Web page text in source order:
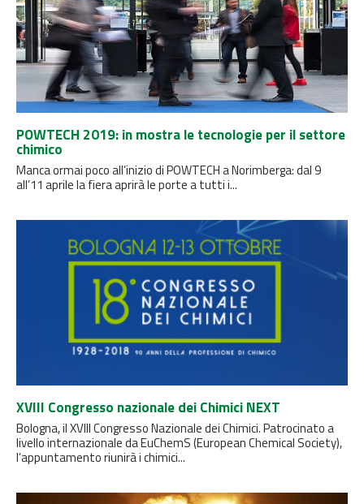
POWTECH 2019: in mostra le tecnologie per il settore
chimico
Manca ormai poco all’inizio di POWTECH a Norimberga: dal 9
all’11 aprile la fiera aprirà le porte a tutti i...
XVIII Congresso nazionale dei Chimici NEXT
Bologna, il XVIII Congresso Nazionale dei Chimici. Patrocinato a
livello internazionale da EuChemS (European Chemical Society),
l’appuntamento riunirà i chimici...